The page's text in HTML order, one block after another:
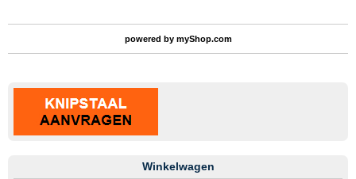
powered by myShop.com
Winkelwagen